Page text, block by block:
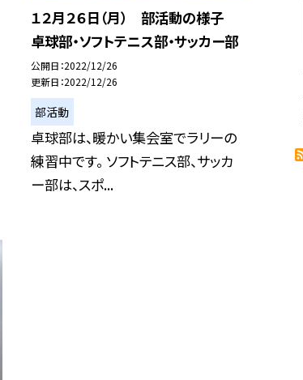
１２月２６日（月） 部活動の様子
卓球部・ソフトテニス部・サッカー部
公開日 2022/12/26
更新日 2022/12/26
部活動
卓球部は、暖かい集会室でラリーの
練習中です。 ソフトテニス部、サッカ
ー部は、スポ...